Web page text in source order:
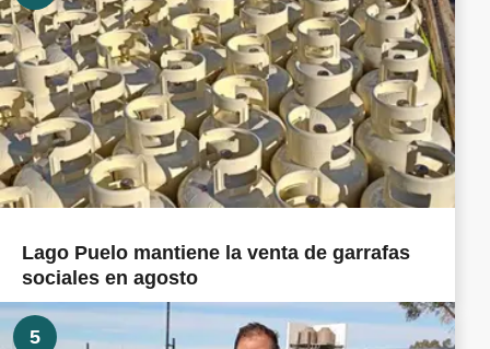
Lago Puelo mantiene la venta de garrafas
sociales en agosto
5